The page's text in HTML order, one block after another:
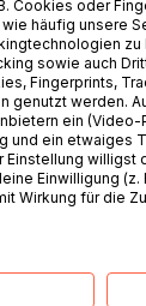
quand dans
eue se
palpitante
6 ans
écrite par la
Cookies oder
häufig unsere
sowie auch
Fingerprints,
genutzt werden.
ein
und ein etwaiges
Einstellung willigst
Einwilligung (z.
Wirkung für die